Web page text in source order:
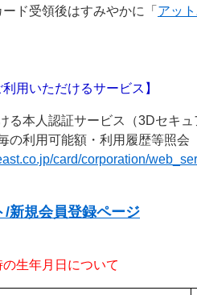
ド受領後はすみやかに「 アッ
用いただけるサービス】
る本人認証サービス（3Dセキュ
の利用可能額・利用履歴等照会
card/corporation/
/新規会員登録ページ
生年月日について